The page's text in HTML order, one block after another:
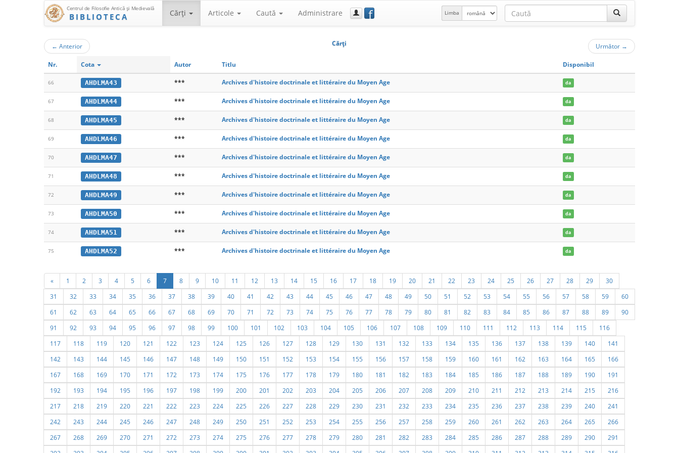
Centrul de Filosofie Antică şi Medievală
BIBLIOTECA Cărţi Articole Caută Administrare f Limba
← Anterior Cărţi Următor →
Nr. Cota Autor Titlu Disponibil
66 AHDLMA43 *** Archives d'histoire doctrinale et littéraire du Moyen Age da
67 AHDLMA44 *** Archives d'histoire doctrinale et littéraire du Moyen Age da
68 AHDLMA45 *** Archives d'histoire doctrinale et littéraire du Moyen Age da
69 AHDLMA46 *** Archives d'histoire doctrinale et littéraire du Moyen Age da
70 AHDLMA47 *** Archives d'histoire doctrinale et littéraire du Moyen Age da
71 AHDLMA48 *** Archives d'histoire doctrinale et littéraire du Moyen Age da
72 AHDLMA49 *** Archives d'histoire doctrinale et littéraire du Moyen Age da
73 AHDLMA50 *** Archives d'histoire doctrinale et littéraire du Moyen Age da
74 AHDLMA51 *** Archives d'histoire doctrinale et littéraire du Moyen Age da
75 AHDLMA52 *** Archives d'histoire doctrinale et littéraire du Moyen Age da
« 1 2 3 4 5 6 7 8 9 10 11 12 13 14 15 16 17 18 19 20 21 22 23 24 25 26 27 28 29
30
31
32 33 34 35 36 37 38 39 40 41 42 43 44 45 46 47 48 49 50 51 52 53 54 55 56 57 58 59
60
61
62 63 64 65 66 67 68 69 70 71 72 73 74 75 76 77 78 79 80 81 82 83 84 85 86 87 88 89
90
91
92 93 94 95 96 97 98 99 100 101 102 103 104 105 106 107 108 109 110 111 112 113 114 115
116
117
118 119 120 121 122 123 124 125 126 127 128 129 130 131 132 133 134 135 136 137 138 139 140
141
142
143 144 145 146 147 148 149 150 151 152 153 154 155 156 157 158 159 160 161 162 163 164 165
166
167
168 169 170 171 172 173 174 175 176 177 178 179 180 181 182 183 184 185 186 187 188 189 190
191
192
193 194 195 196 197 198 199 200 201 202 203 204 205 206 207 208 209 210 211 212 213 214 215
216
217
218 219 220 221 222 223 224 225 226 227 228 229 230 231 232 233 234 235 236 237 238 239 240
241
242
243 244 245 246 247 248 249 250 251 252 253 254 255 256 257 258 259 260 261 262 263 264 265
266
267
268 269 270 271 272 273 274 275 276 277 278 279 280 281 282 283 284 285 286 287 288 289 290
291